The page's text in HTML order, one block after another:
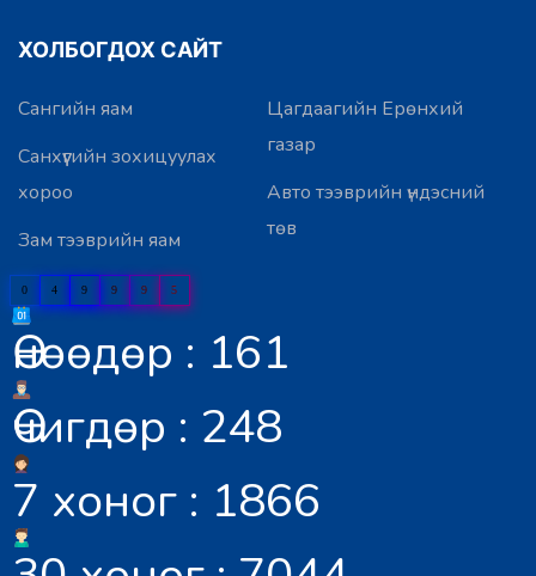
ХОЛБОГДОХ САЙТ
Сангийн яам
Санхүүгийн зохицуулах
хороо
Зам тээврийн яам
Цагдаагийн Ерөнхий
газар
Авто тээврийн үндэсний
төв
0 4 9 9 9 5
Өнөөдөр : 161
Өчигдөр : 248
7 хоног : 1866